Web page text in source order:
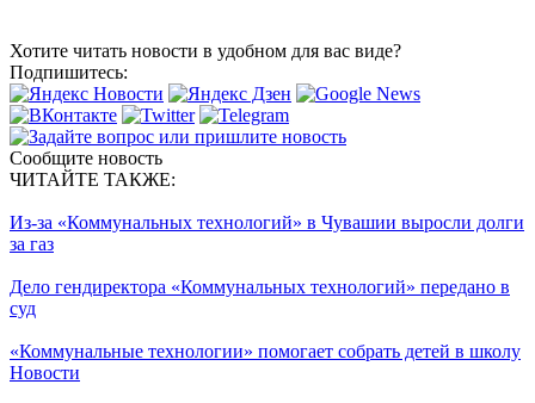
Хотите читать новости в удобном для вас виде?
Подпишитесь:
Сообщите новость
ЧИТАЙТЕ ТАКЖЕ:
Из-за «Коммунальных технологий» в Чувашии выросли долги
за газ
Дело гендиректора «Коммунальных технологий» передано в
суд
«Коммунальные технологии» помогает собрать детей в школу
Новости